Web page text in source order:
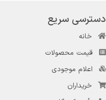
دسترسی سریع
خانه
قیمت محصولات
اعلام موجودی
خریداران